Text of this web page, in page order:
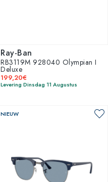
Ray-Ban
RB3119M 928040 Olympian I
Deluxe
199,20€
Levering Dinsdag 11 Augustus
NIEUW